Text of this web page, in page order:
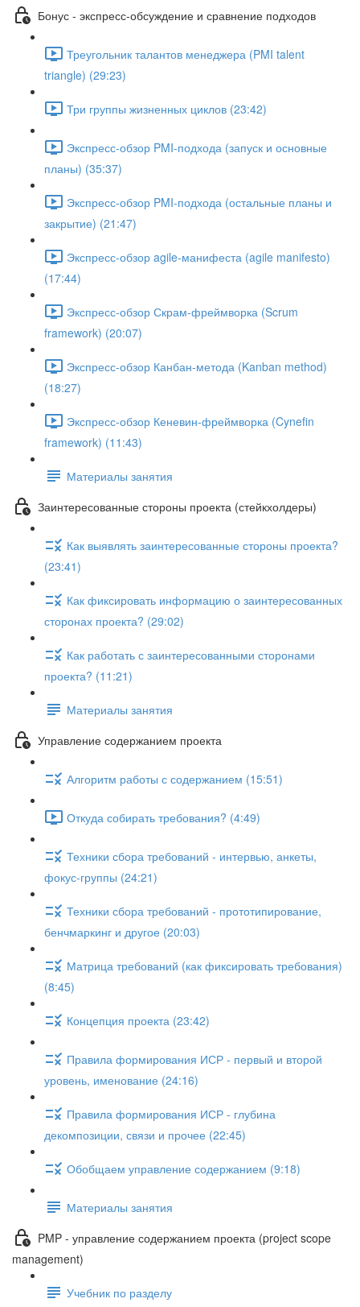
Бонус - экспресс-обсуждение и сравнение подходов
Треугольник талантов менеджера (PMI talent
triangle) (29:23)
Три группы жизненных циклов (23:42)
Экспресс-обзор PMI-подхода (запуск и основные
планы) (35:37)
Экспресс-обзор PMI-подхода (остальные планы и
закрытие) (21:47)
Экспресс-обзор agile-манифеста (agile manifesto)
(17:44)
Экспресс-обзор Скрам-фреймворка (Scrum
framework) (20:07)
Экспресс-обзор Канбан-метода (Kanban method)
(18:27)
Экспресс-обзор Кеневин-фреймворка (Cynefin
framework) (11:43)
Материалы занятия
Заинтересованные стороны проекта (стейкхолдеры)
Как выявлять заинтересованные стороны проекта?
(23:41)
Как фиксировать информацию о заинтересованных
сторонах проекта? (29:02)
Как работать с заинтересованными сторонами
проекта? (11:21)
Материалы занятия
Управление содержанием проекта
Алгоритм работы с содержанием (15:51)
Откуда собирать требования? (4:49)
Техники сбора требований - интервью, анкеты,
фокус-группы (24:21)
Техники сбора требований - прототипирование,
бенчмаркинг и другое (20:03)
Матрица требований (как фиксировать требования)
(8:45)
Концепция проекта (23:42)
Правила формирования ИСР - первый и второй
уровень, именование (24:16)
Правила формирования ИСР - глубина
декомпозиции, связи и прочее (22:45)
Обобщаем управление содержанием (9:18)
Материалы занятия
PMP - управление содержанием проекта (project scope
management)
Учебник по разделу